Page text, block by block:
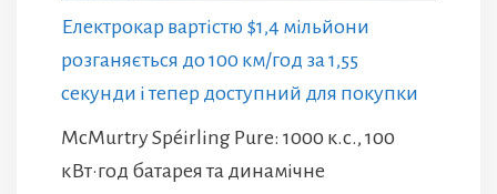
Електрокар вартістю $1,4 мільйони
розганяється до 100 км/год за 1,55
секунди і тепер доступний для покупки
McMurtry Spéirling Pure: 1000 к.с., 100
кВт·год батарея та динамічне